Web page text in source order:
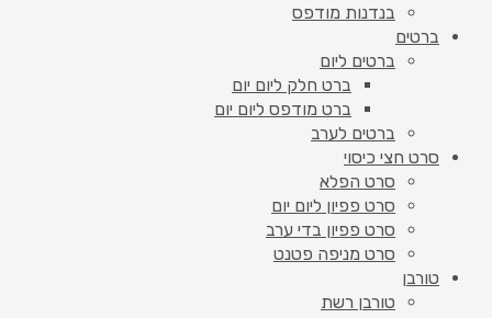
בנדנות מודפס
ברטים
ברטים ליום
ברט חלק ליום יום
ברט מודפס ליום יום
ברטים לערב
סרט חצי כיסוי
סרט הפלא
סרט פפיון ליום יום
סרט פפיון בדי ערב
סרט מניפה פטנט
טורבן
טורבן רשת